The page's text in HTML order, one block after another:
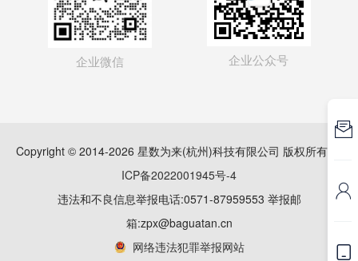
企业微信 企业公众号
Copyright © 2014-2026 星数为来(杭州)科技有限公司 版权所有
ICP备2022001945号-4
违法和不良信息举报电话:0571-87959553 举报邮
箱:zpx@baguatan.cn
网络违法犯罪举报网站


